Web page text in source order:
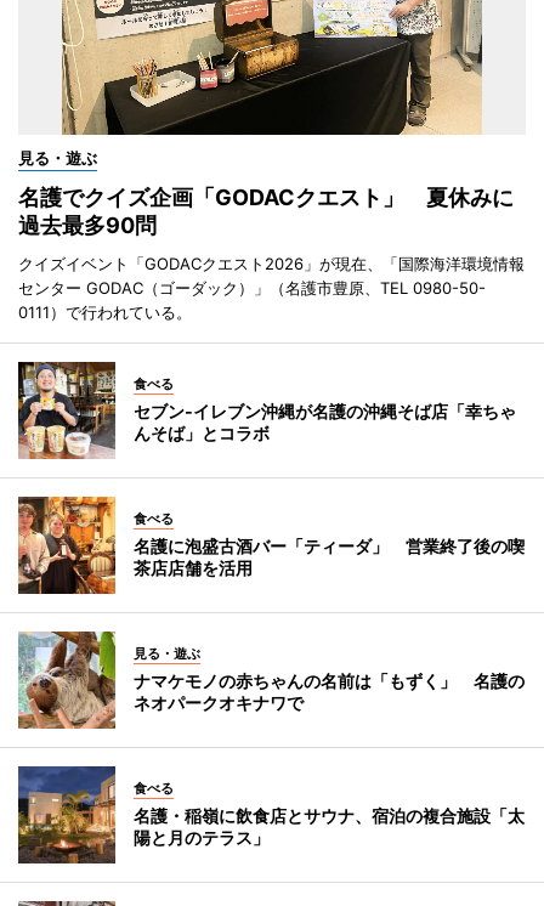
見る・遊ぶ
名護でクイズ企画「GODACクエスト」 夏休みに
過去最多90問
クイズイベント「GODACクエスト2026」が現在、「国際海洋環境情報
センター GODAC（ゴーダック）」（名護市豊原、TEL 0980-50-
0111）で行われている。
食べる
セブン‐イレブン沖縄が名護の沖縄そば店「幸ちゃ
んそば」とコラボ
食べる
名護に泡盛古酒バー「ティーダ」 営業終了後の喫
茶店店舗を活用
見る・遊ぶ
ナマケモノの赤ちゃんの名前は「もずく」 名護の
ネオパークオキナワで
食べる
名護・稲嶺に飲食店とサウナ、宿泊の複合施設「太
陽と月のテラス」